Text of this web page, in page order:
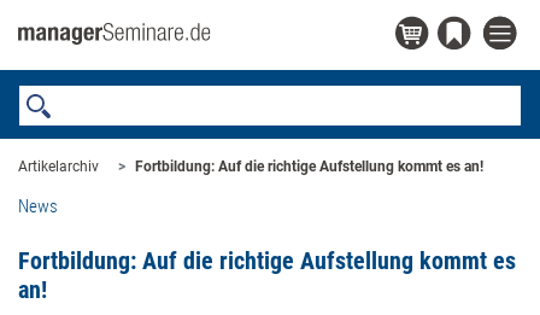
Artikelarchiv Fortbildung: Auf die richtige Aufstellung kommt es an!
News
Fortbildung: Auf die richtige Aufstellung kommt es
an!